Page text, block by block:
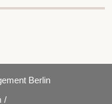
Berlin
/